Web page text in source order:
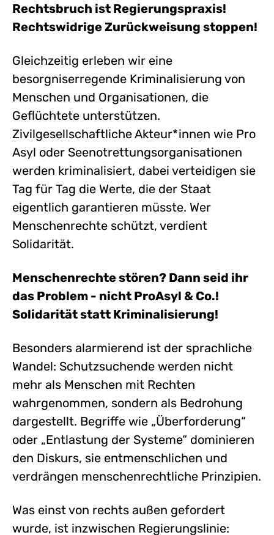
Rechtsbruch ist Regierungspraxis!
Rechtswidrige Zurückweisung stoppen!
Gleichzeitig erleben wir eine
besorgniserregende Kriminalisierung von
Menschen und Organisationen, die
Geflüchtete unterstützen.
Zivilgesellschaftliche Akteur*innen wie Pro
Asyl oder Seenotrettungsorganisationen
werden kriminalisiert, dabei verteidigen sie
Tag für Tag die Werte, die der Staat
eigentlich garantieren müsste. Wer
Menschenrechte schützt, verdient
Solidarität.
Menschenrechte stören? Dann seid ihr
das Problem - nicht ProAsyl & Co.!
Solidarität statt Kriminalisierung!
Besonders alarmierend ist der sprachliche
Wandel: Schutzsuchende werden nicht
mehr als Menschen mit Rechten
wahrgenommen, sondern als Bedrohung
dargestellt. Begriffe wie „Überforderung“
oder „Entlastung der Systeme“ dominieren
den Diskurs, sie entmenschlichen und
verdrängen menschenrechtliche Prinzipien.
Was einst von rechts außen gefordert
wurde, ist inzwischen Regierungslinie: